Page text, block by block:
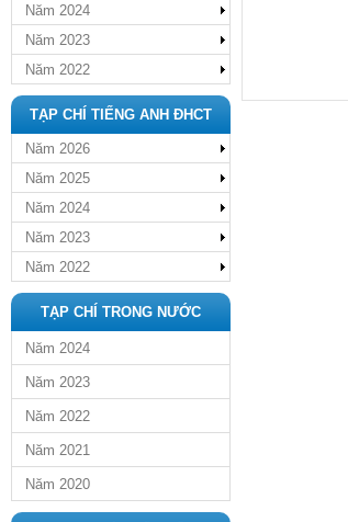
Năm 2024
Năm 2023
Năm 2022
TẠP CHÍ TIẾNG ANH ĐHCT
Năm 2026
Năm 2025
Năm 2024
Năm 2023
Năm 2022
TẠP CHÍ TRONG NƯỚC
Năm 2024
Năm 2023
Năm 2022
Năm 2021
Năm 2020